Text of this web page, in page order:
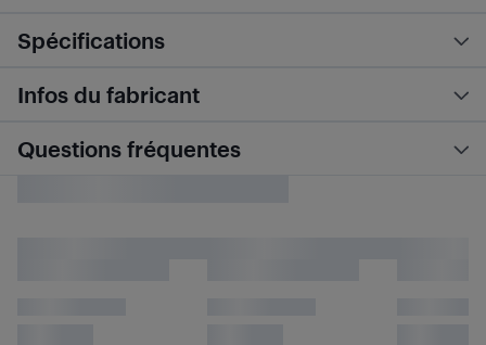
Spécifications
Infos du fabricant
Questions fréquentes